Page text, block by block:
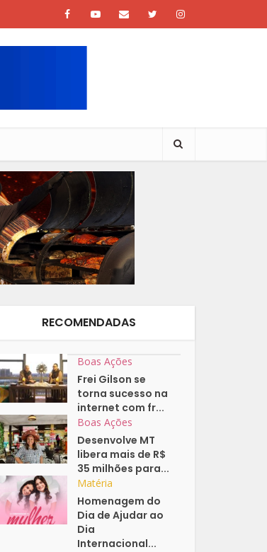
RECOMENDADAS
Boas Ações
Frei Gilson se
torna sucesso na
internet com fr...
Boas Ações
Desenvolve MT
libera mais de R$
35 milhões para...
Matéria
Homenagem do
Dia de Ajudar ao
Dia
Internacional...